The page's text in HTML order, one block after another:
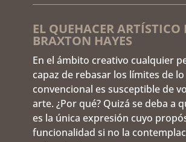
EL QUEHACER ARTÍSTICO
BRAXTON HAYES
En el ámbito creativo cualquier
capaz de rebasar los límites de lo
convencional es susceptible de
arte. ¿Por qué? Quizá se deba a
es la única expresión cuyo
funcionalidad si no la